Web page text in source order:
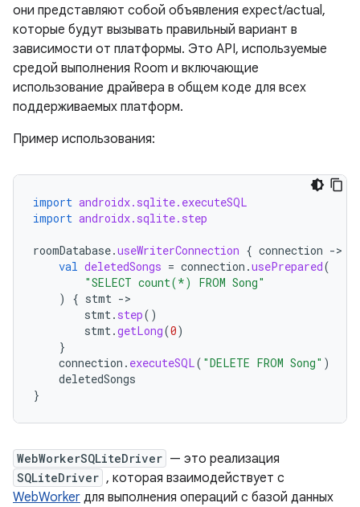
они представляют собой объявления expect/actual,
которые будут вызывать правильный вариант в
зависимости от платформы. Это API, используемые
средой выполнения Room и включающие
использование драйвера в общем коде для всех
поддерживаемых платформ.
Пример использования:
import androidx.sqlite.executeSQL
import androidx.sqlite.step
roomDatabase.useWriterConnection { connection -
val deletedSongs = connection .usePrepared(
"SELECT count(*) FROM Song"
)
{ stmt -
stmt. step()
stmt.getLong(0)
}
connection . executeSQL( "DELETE FROM Song" )
deletedSongs
}
WebWorkerSQLiteDriver — это реализация
SQLiteDriver , которая взаимодействует с
WebWorker для выполнения операций с базой данных